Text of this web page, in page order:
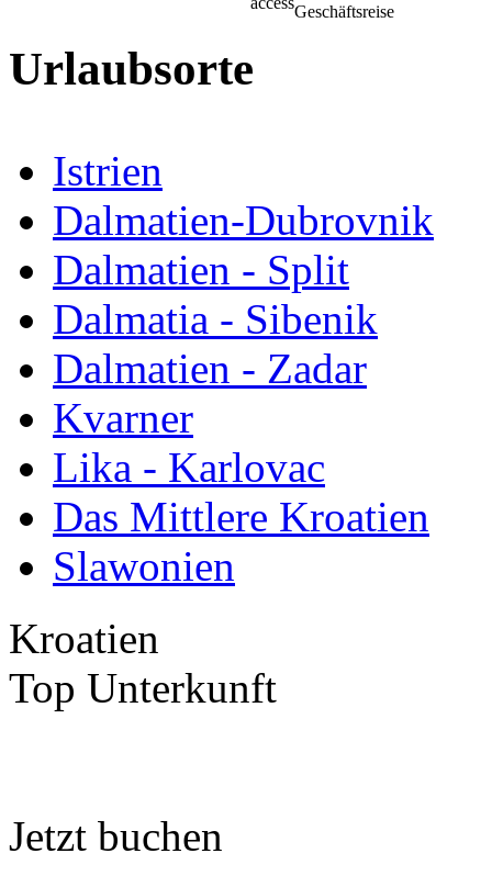
Geschäftsreise
Urlaubsorte
Istrien
Dalmatien-Dubrovnik
Dalmatien - Split
Dalmatia - Sibenik
Dalmatien - Zadar
Kvarner
Lika - Karlovac
Das Mittlere Kroatien
Slawonien
Kroatien
Top Unterkunft
Jetzt buchen